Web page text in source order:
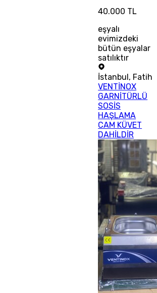
40.000 TL
eşyalı
evimizdeki
bütün eşyalar
satılıktır
İstanbul, Fatih
VENTİNOX
GARNİTÜRLÜ
SOSİS
HAŞLAMA
CAM KÜVET
DAHİLDİR